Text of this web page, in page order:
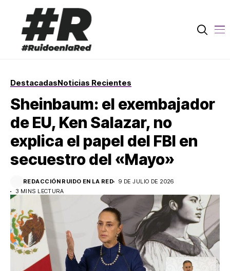
DestacadasNoticias Recientes
Sheinbaum: el exembajador
de EU, Ken Salazar, no
explica el papel del FBI en
secuestro del «Mayo»
REDACCIÓN RUIDO EN LA RED
9 DE JULIO DE 2026
3 MINS LECTURA